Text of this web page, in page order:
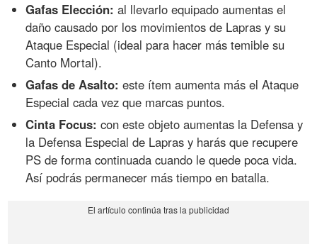
Gafas Elección: al llevarlo equipado aumentas el
daño causado por los movimientos de Lapras y su
Ataque Especial (ideal para hacer más temible su
Canto Mortal).
Gafas de Asalto: este ítem aumenta más el Ataque
Especial cada vez que marcas puntos.
Cinta Focus: con este objeto aumentas la Defensa y
la Defensa Especial de Lapras y harás que recupere
PS de forma continuada cuando le quede poca vida.
Así podrás permanecer más tiempo en batalla.